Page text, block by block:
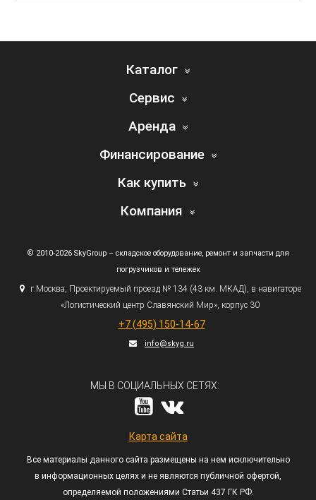
Каталог
Сервис
Аренда
Финансирование
Как купить
Компания
© 2010-2026 SkyGroup – складское оборудование, ремонт и запчасти для
погрузчиков и тележек
г.Москва, Проектируемый проезд № 134 (43км. МКАД), в навигаторе
«Логистический центр Славянский Мир», корпус 30
+7 (495) 150-14-67
info@skyg.ru
МЫ В СОЦИАЛЬНЫХ СЕТЯХ:
Карта сайта
Все материалы данного сайта размещены на нем исключительно
в информационных целях и не являются публичной офертой,
определяемой положениями Статьи 437 ГК РФ.